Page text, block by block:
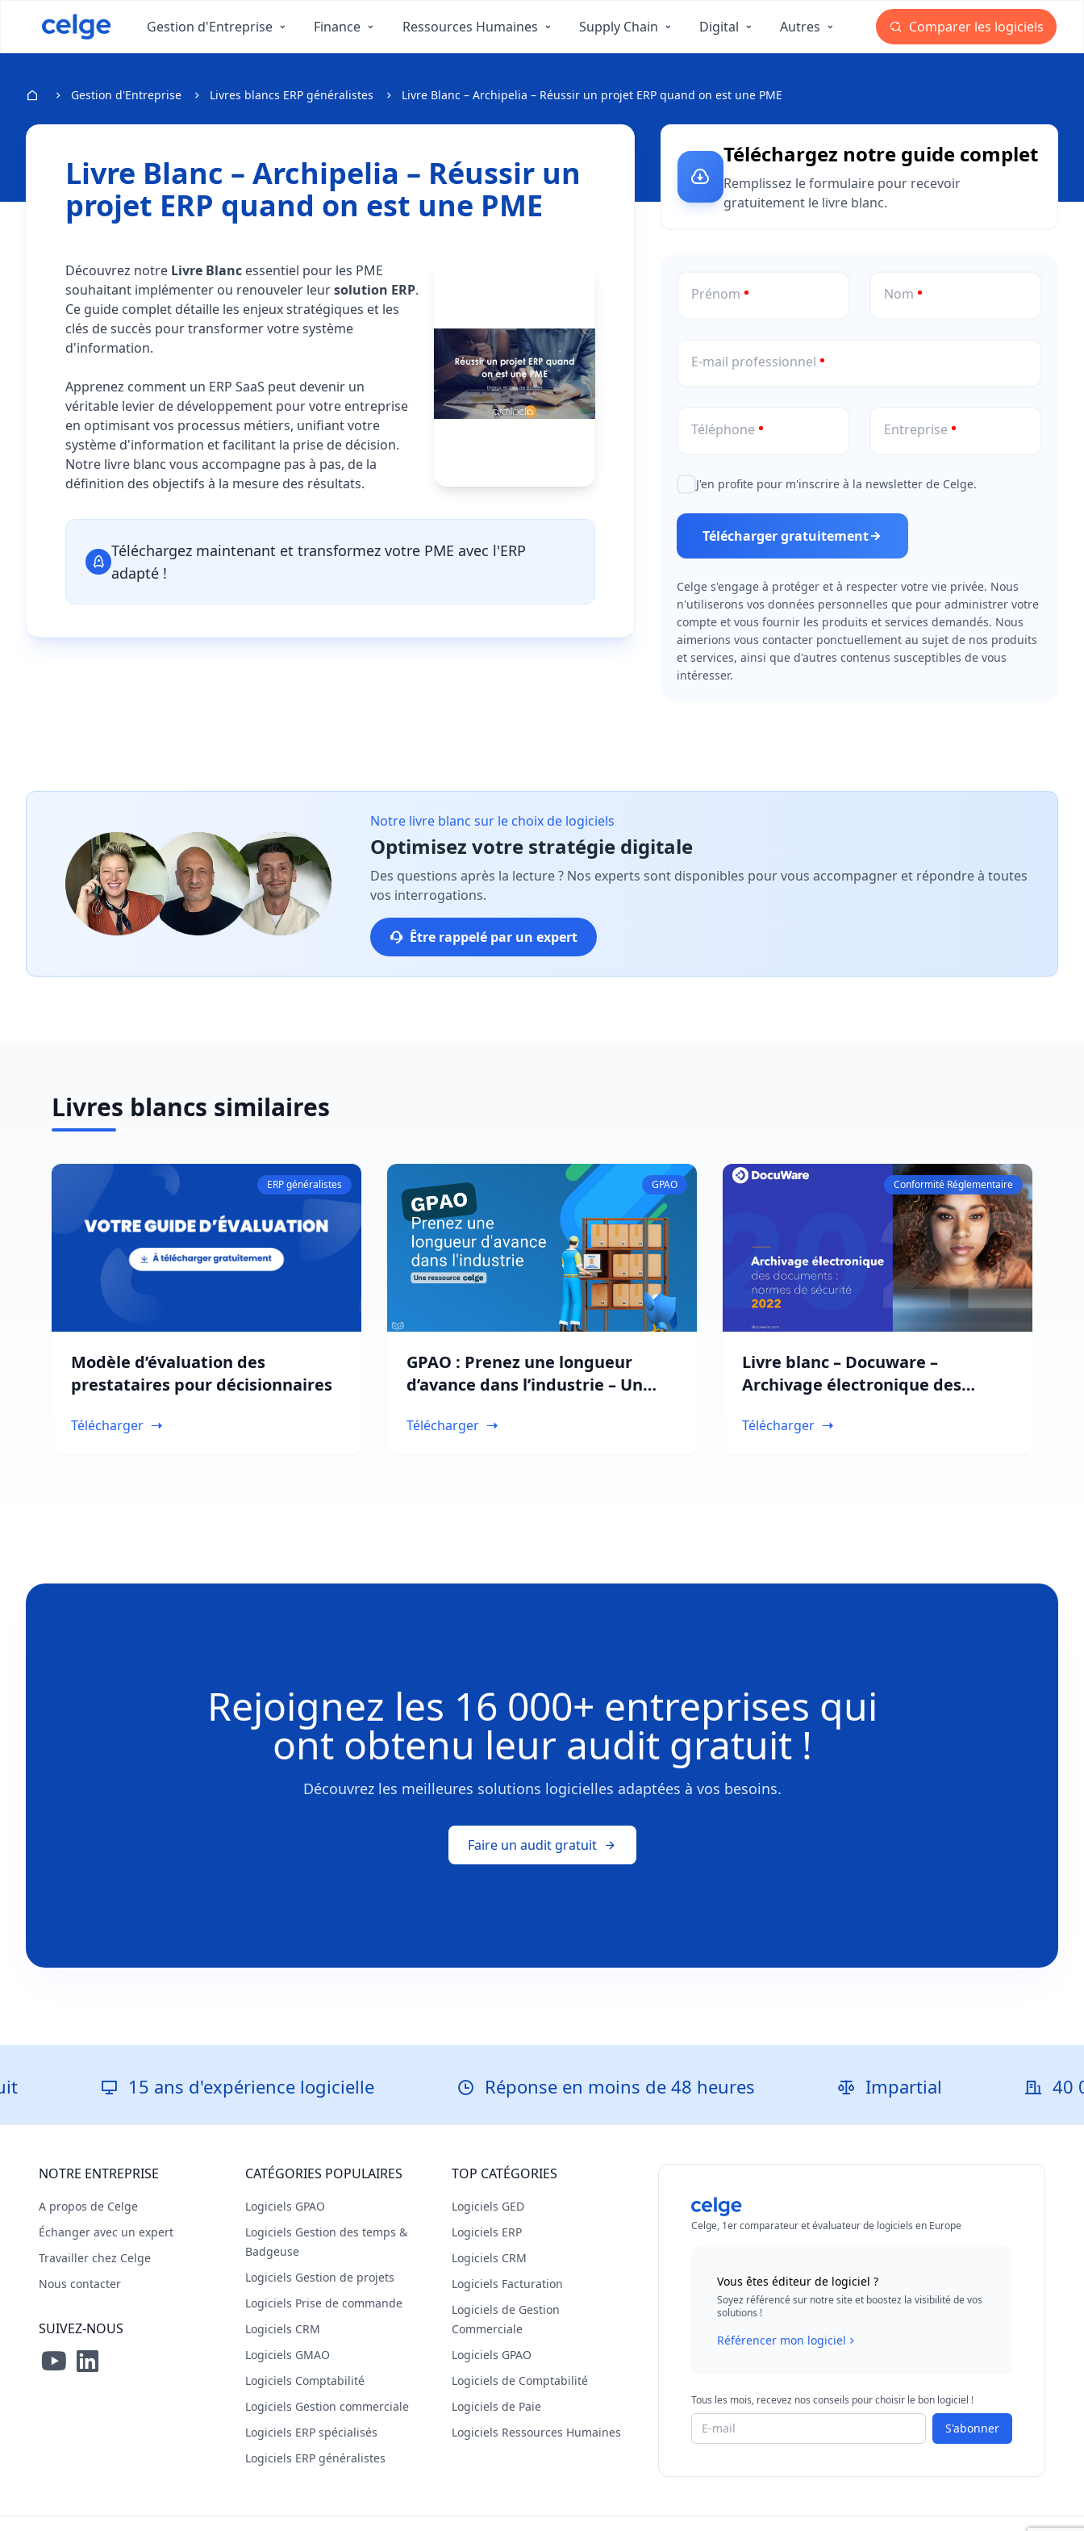
Gestion d'Entreprise Finance Ressources Humaines Supply Chain Digital Autres Comparer les logiciels
Gestion d'Entreprise Livres blancs ERP généralistes Livre Blanc – Archipelia – Réussir un projet ERP quand on est une PME
Livre Blanc – Archipelia – Réussir un
projet ERP quand on est une PME
Découvrez notre Livre Blanc essentiel pour les PME
souhaitant implémenter ou renouveler leursolution ERP.
Ce guide complet détaille les enjeux stratégiques et les
clés de succès pour transformer votre système
d'information.
Apprenez comment un ERP SaaS peut devenir un
véritable levier de développement pour votre entreprise
en optimisant vos processus métiers, unifiant votre
système d'information et facilitant la prise de décision.
Notre livre blanc vous accompagne pas à pas, de la
définition des objectifs à la mesure des résultats.
Téléchargez maintenant et transformez votre PME avec l'ERP
adapté !
Téléchargez notre guide complet
Remplissez le formulaire pour recevoir
gratuitement le livre blanc.
Prénom Nom
E-mail professionnel
Téléphone Entreprise
J'en profite pour m'inscrire à la newsletter de Celge.
Télécharger gratuitement
Celge s'engage à protéger et à respecter votre vie privée. Nous
n'utiliserons vos données personnelles que pour administrer votre
compte et vous fournir les produits et services demandés. Nous
aimerions vous contacter ponctuellement au sujet de nos produits
et services, ainsi que d'autres contenus susceptibles de vous
intéresser.
Notre livre blanc sur le choix de logiciels
Optimisez votre stratégie digitale
Des questions après la lecture ? Nos experts sont disponibles pour vous accompagner et répondre à toutes
vos interrogations.
Être rappelé par un expert
Livres blancs similaires
ERP généralistes
Modèle d’évaluation des
prestataires pour décisionnaires
Télécharger
GPAO
GPAO : Prenez une longueur
d’avance dans l’industrie – Un
Télécharger
Conformité Réglementaire
Livre blanc – Docuware –
Archivage électronique des
normes et protection des
Télécharger
Rejoignez les 16 000+ entreprises qui
ont obtenu leur audit gratuit !
Découvrez les meilleures solutions logicielles adaptées à vos besoins.
Faire un audit gratuit
15 ans d'expérience logicielle Réponse en moins de 48 heures Impartial 40 000+
NOTRE ENTREPRISE
A propos de Celge
Échanger avec un expert
Travailler chez Celge
Nous contacter
SUIVEZ-NOUS
CATÉGORIES POPULAIRES
Logiciels GPAO
Logiciels Gestion des temps &
Badgeuse
Logiciels Gestion de projets
Logiciels Prise de commande
Logiciels CRM
Logiciels GMAO
Logiciels Comptabilité
Logiciels Gestion commerciale
Logiciels ERP spécialisés
Logiciels ERP généralistes
TOP CATÉGORIES
Logiciels GED
Logiciels ERP
Logiciels CRM
Logiciels Facturation
Logiciels de Gestion
Commerciale
Logiciels GPAO
Logiciels de Comptabilité
Logiciels de Paie
Logiciels Ressources Humaines
Celge, 1er comparateur et évaluateur de logiciels en Europe
Vous êtes éditeur de logiciel ?
Soyez référencé sur notre site et boostez la visibilité de vos
solutions !
Référencer mon logiciel
Tous les mois, recevez nos conseils pour choisir le bon logiciel !
S'abonner